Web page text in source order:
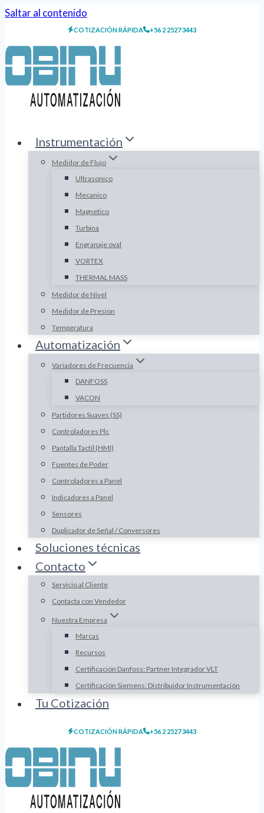
Saltar al contenido
COTIZACIÓN RÁPIDA +56 2 2527 3443
Instrumentación
Medidor de Flujo
Ultrasonico
Mecanico
Magnetico
Turbina
Engranaje oval
VORTEX
THERMAL MASS
Medidor de Nivel
Medidor de Presion
Temperatura
Automatización
Variadores de Frecuencia
DANFOSS
VACON
Partidores Suaves (SS)
Controladores Plc
Pantalla Tactil (HMI)
Fuentes de Poder
Controladores a Panel
Indicadores a Panel
Sensores
Duplicador de Señal / Conversores
Soluciones técnicas
Contacto
Servicio al Cliente
Contacta con Vendedor
Nuestra Empresa
Marcas
Recursos
Certificación Danfoss: Partner Integrador VLT
Certificación Siemens: Distribuidor Instrumentación
Tu Cotización
COTIZACIÓN RÁPIDA +56 2 2527 3443